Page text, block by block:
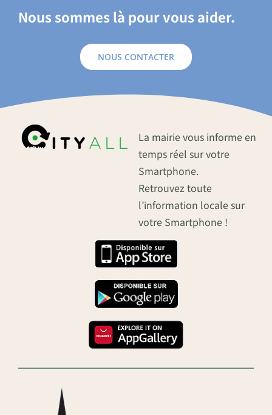
Nous sommes là pour vous aider.
NOUS CONTACTER
La mairie vous informe en
temps réel sur votre
Smartphone.
Retrouvez toute
l’information locale sur
votre Smartphone !